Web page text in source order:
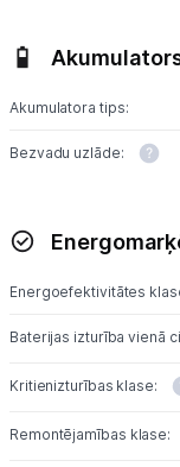
Akumulatora tips:
Bezvadu uzlāde:
Energoefektivitātes
Baterijas izturība vienā
Kritienizturības klase:
Remontējamības klase: